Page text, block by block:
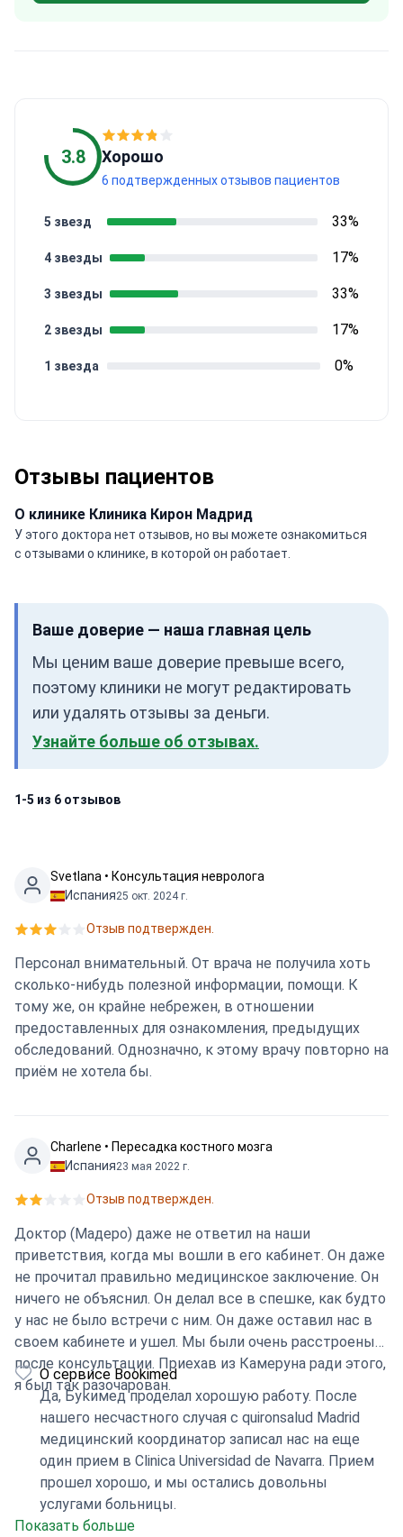
3.8 Хорошо
6 подтвержденных отзывов пациентов
1 звезда 0%
2 звезды 17%
3 звезды 33%
4 звезды 17%
5 звезд 33%
Отзывы пациентов
О клинике Клиника Кирон Мадрид
У этого доктора нет отзывов, но вы можете ознакомиться
с отзывами о клинике, в которой он работает.
Ваше доверие — наша главная цель
Мы ценим ваше доверие превыше всего,
поэтому клиники не могут редактировать
или удалять отзывы за деньги.
Узнайте больше об отзывах.
1-5 из 6 отзывов
Svetlana • Консультация невролога
Испания25 окт. 2024 г.
Отзыв подтвержден.
Персонал внимательный. От врача не получила хоть
сколько-нибудь полезной информации, помощи. К
тому же, он крайне небрежен, в отношении
предоставленных для ознакомления, предыдущих
обследований. Однозначно, к этому врачу повторно на
приём не хотела бы.
Charlene • Пересадка костного мозга
Испания23 мая 2022 г.
Отзыв подтвержден.
Доктор (Мадеро) даже не ответил на наши
приветствия, когда мы вошли в его кабинет. Он даже
не прочитал правильно медицинское заключение. Он
ничего не объяснил. Он делал все в спешке, как будто
у нас не было встречи с ним. Он даже оставил нас в
своем кабинете и ушел. Мы были очень расстроены
после консультации. Приехав из Камеруна ради этого,
я был так разочарован.
О сервисе Bookimed
Да, Букимед проделал хорошую работу. После
нашего несчастного случая с quironsalud Madrid
медицинский координатор записал нас на еще
один прием в Clinica Universidad de Navarra. Прием
прошел хорошо, и мы остались довольны
услугами больницы.
Показать больше